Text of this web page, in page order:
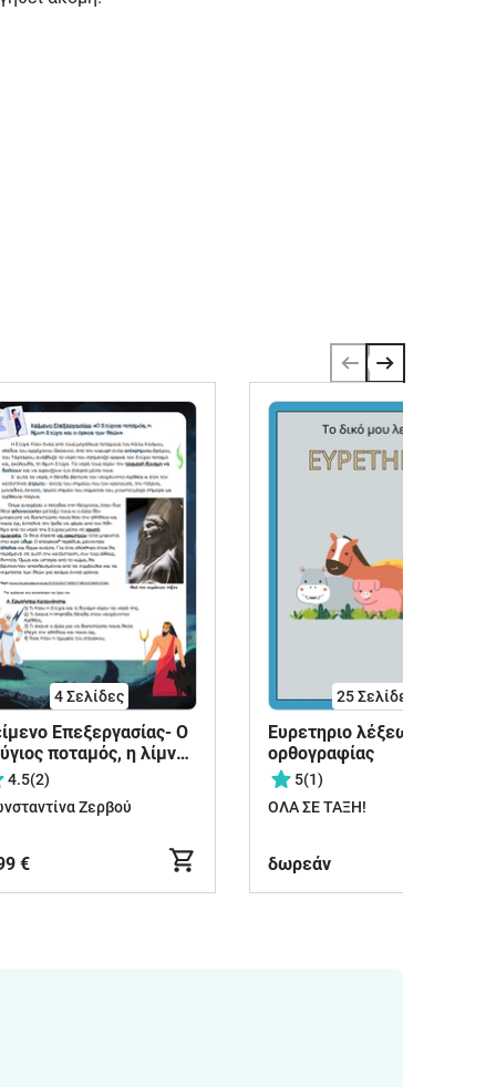
4Σελίδες
Επεξεργασίας- Ο
ποταμός, η λίμνη
και ο όρκος των
4.5(2)
Ζερβού
€
25Σελίδες
Ευρετηριο λέξεων και
ορθογραφίας
5(1)
ΟΛΑ ΣΕ ΤΑΞΗ!
δωρεάν